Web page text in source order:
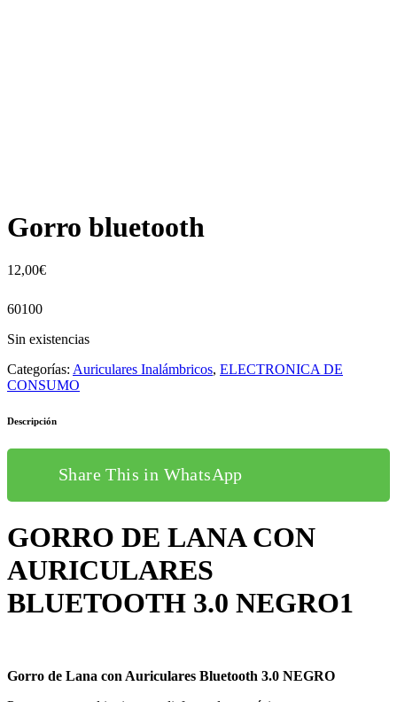
Gorro bluetooth
12,00€
60100
Sin existencias
Categorías: Auriculares Inalámbricos, ELECTRONICA DE
CONSUMO
Descripción
Share This in WhatsApp
GORRO DE LANA CON
AURICULARES
BLUETOOTH 3.0 NEGRO1
Gorro de Lana con Auriculares Bluetooth 3.0 NEGRO